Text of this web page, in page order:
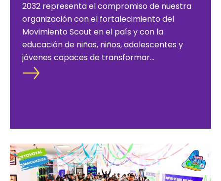
2032 representa el compromiso de nuestra
organización con el fortalecimiento del
Movimiento Scout en el país y con la
educación de niñas, niños, adolescentes y
jóvenes capaces de transformar
positivamente sus comunidades.